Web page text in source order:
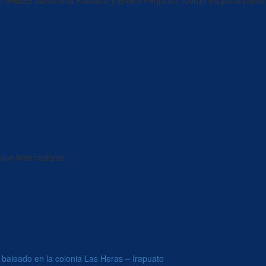
e Internacional.
en la colonia Las Heras – Irapuato